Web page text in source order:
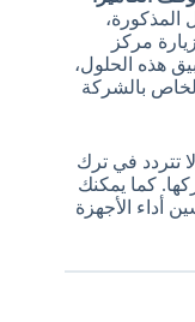
المذكورة،
مركز
هذه الحلول،
بالشركة
تتردد في ترك
كما يمكنك
أداء الأجهزة